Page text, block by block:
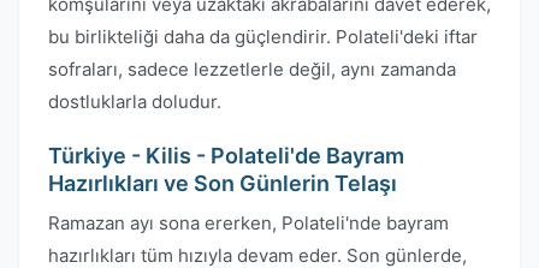
bu birlikteliği daha da güçlendirir. Polateli'deki iftar
sofraları, sadece lezzetlerle değil, aynı zamanda
dostluklarla doludur.
Türkiye - Kilis - Polateli'de Bayram
Hazırlıkları ve Son Günlerin Telaşı
Ramazan ayı sona ererken, Polateli'nde bayram
hazırlıkları tüm hızıyla devam eder. Son günlerde,